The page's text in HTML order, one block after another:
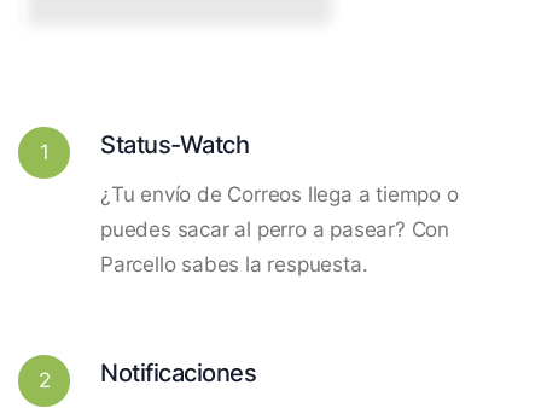
1 Status-Watch
¿Tu envío de Correos llega a tiempo o
puedes sacar al perro a pasear? Con
Parcello sabes la respuesta.
2 Notificaciones